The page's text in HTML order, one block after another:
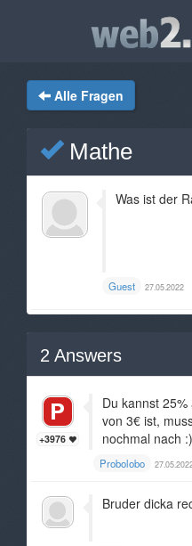
Alle Fragen
Mathe
Was ist der
Guest 27.05.2022
2 Answers
+3976
Du kannst
von 3€ ist,
nochmal nach :)
Probolobo
Bruder dicka